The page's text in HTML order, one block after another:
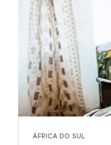
ÁFRICA DO SUL